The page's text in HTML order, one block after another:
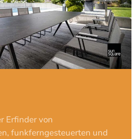
Erfinder von
funkferngesteuerten und